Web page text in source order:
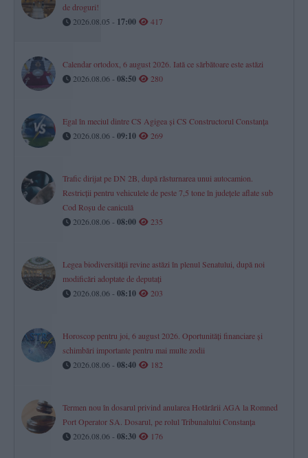
de droguri!
2026.08.05 - 17:00 417
Calendar ortodox, 6 august 2026. Iată ce sărbătoare este astăzi
2026.08.06 - 08:50 280
Egal în meciul dintre CS Agigea și CS Constructorul Constanța
2026.08.06 - 09:10 269
Trafic dirijat pe DN 2B, după răsturnarea unui autocamion.
Restricții pentru vehiculele de peste 7,5 tone în județele aflate sub
Cod Roșu de caniculă
2026.08.06 - 08:00 235
Legea biodiversității revine astăzi în plenul Senatului, după noi
modificări adoptate de deputați
2026.08.06 - 08:10 203
Horoscop pentru joi, 6 august 2026. Oportunități financiare și
schimbări importante pentru mai multe zodii​
2026.08.06 - 08:40 182
Termen nou în dosarul privind anularea Hotărârii AGA la Romned
Port Operator SA. Dosarul, pe rolul Tribunalului Constanța
2026.08.06 - 08:30 176